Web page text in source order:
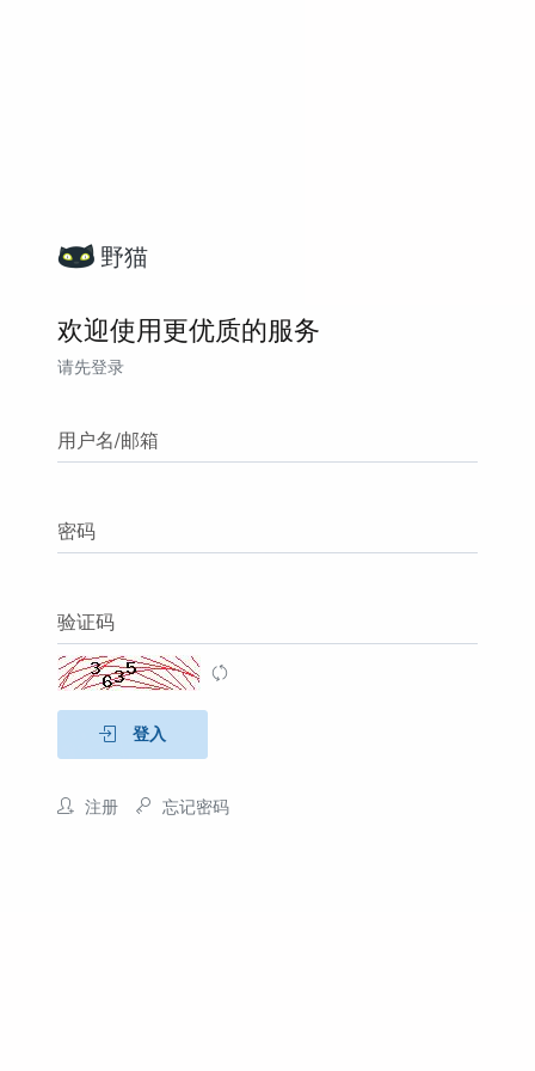
野猫
欢迎使用更优质的服务
请先登录
用户名/邮箱
密码
验证码
登入
注册 忘记密码